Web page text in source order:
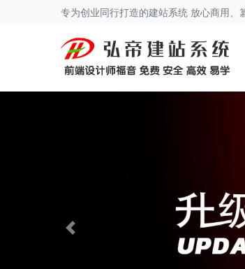
专为创业同行打造的建站系统 放心商用、
Previous